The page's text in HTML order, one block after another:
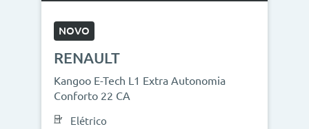
NOVO
RENAULT
Kangoo E-Tech L1 Extra Autonomia
Conforto 22 CA
Elétrico